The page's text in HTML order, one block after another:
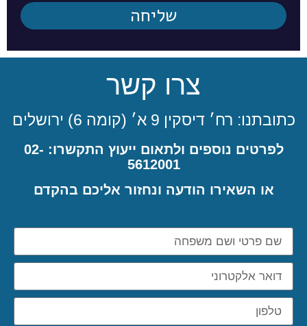
שליחה
צרו קשר
כתובתנו: רח׳ דיסקין 9 א׳ (קומה 6) ירושלים
לפרטים נוספים ולתאום ייעוץ התקשרו: 02-
5612001
או השאירו הודעה ונחזור אליכם בהקדם